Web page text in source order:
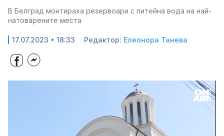
В Белград монтираха резервоари с питейна вода на най-
натоварените места
17.07.2023 • 18:33 Редактор: Елеонора Танева